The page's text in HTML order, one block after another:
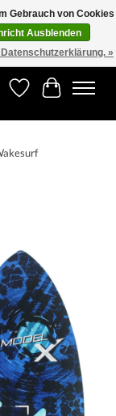
EUR 250.00 in den
Wunschzettel
Ihr
Gebrauch von Cookies
Ausblenden
»